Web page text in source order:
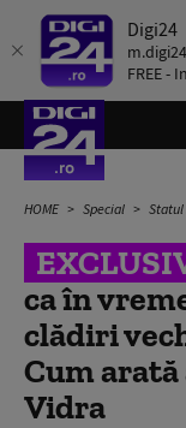
Digi24
FREE -
HOME Special
ca în
clădiri
Cum
Vidra